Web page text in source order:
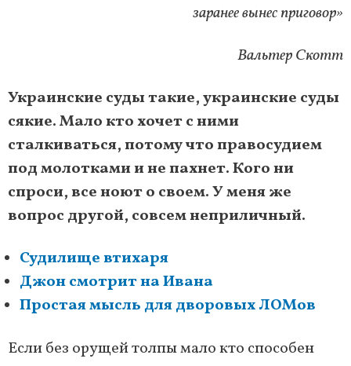
заранее вынес приговор»
Вальтер Скотт
Украинские суды такие, украинские суды
сякие. Мало кто хочет с ними
сталкиваться, потому что правосудием
под молотками и не пахнет. Кого ни
спроси, все ноют о своем. У меня же
вопрос другой, совсем неприличный.
Судилище втихаря
Джон смотрит на Ивана
Простая мысль для дворовых ЛОМов
Если без орущей толпы мало кто способен